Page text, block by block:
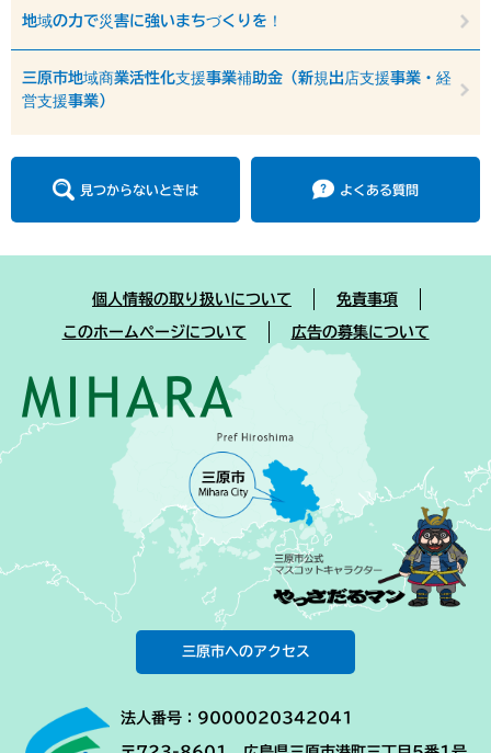
地域の力で災害に強いまちづくりを！
三原市地域商業活性化支援事業補助金（新規出店支援事業・経
営支援事業）
見つからないときは よくある質問
個人情報の取り扱いについて 免責事項
このホームページについて 広告の募集について
三原市へのアクセス
法人番号：9000020342041